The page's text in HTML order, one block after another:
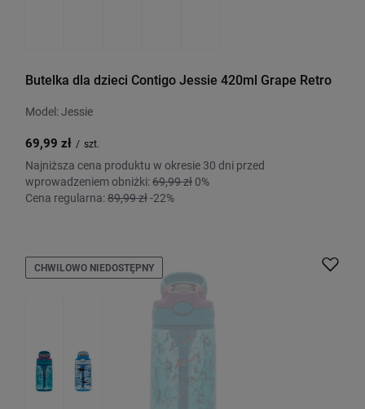
Butelka dla dzieci Contigo Jessie 420ml Grape Retro
Model: Jessie
69,99 zł / szt.
Najniższa cena produktu w okresie 30 dni przed
wprowadzeniem obniżki:69,99 zł 0%
Cena regularna:89,99 zł-22%
CHWILOWO NIEDOSTĘPNY